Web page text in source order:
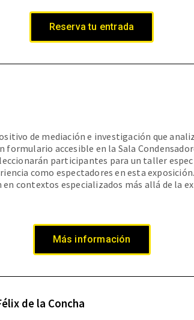
Reserva tu entrada
de mediación e investigación que
accesible en la Sala
participantes para un taller
como espectadores en esta
contextos especializados más allá de la
Más información
de la Concha